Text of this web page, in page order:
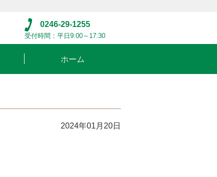
0246-29-1255
受付時間：平日9:00～17:30
ホーム
2024年01月20日